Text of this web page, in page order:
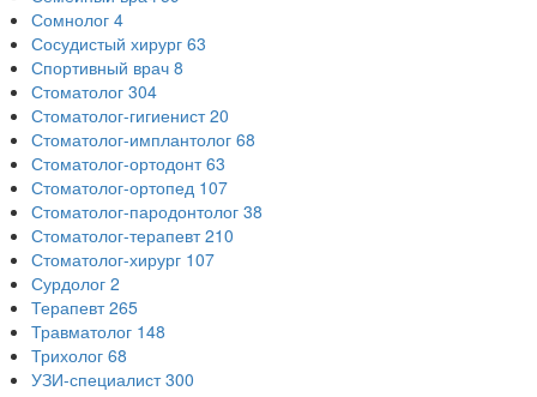
Сомнолог 4
Сосудистый хирург 63
Спортивный врач 8
Стоматолог 304
Стоматолог-гигиенист 20
Стоматолог-имплантолог 68
Стоматолог-ортодонт 63
Стоматолог-ортопед 107
Стоматолог-пародонтолог 38
Стоматолог-терапевт 210
Стоматолог-хирург 107
Сурдолог 2
Терапевт 265
Травматолог 148
Трихолог 68
УЗИ-специалист 300